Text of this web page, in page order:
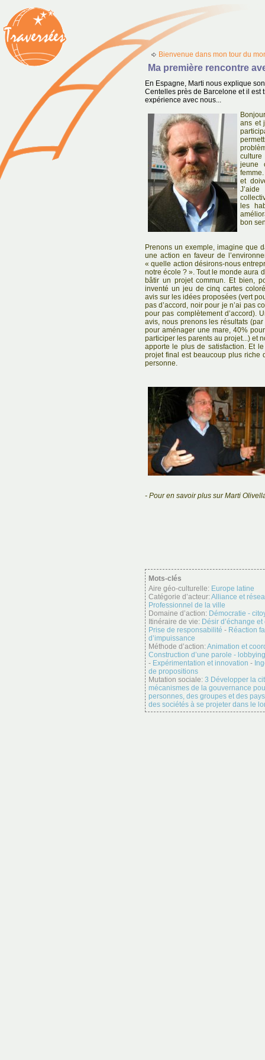
Bienvenue dans mon tour du
Ma première rencontre
En Espagne, Marti nous explique
Centelles près de Barcelone et il est
expérience avec nous...
ans et
jeune
et
les
bon
Prenons un exemple, imagine que
une action en faveur de
« quelle action désirons-nous
notre école ? ». Tout le monde aura
bâtir un projet commun. Et bien,
inventé un jeu de cinq cartes
avis sur les idées proposées (vert
pas d’accord, noir pour je n’ai pas
pour pas complètement d’accord).
avis, nous prenons les résultats
pour aménager une mare, 40%
participer les parents au projet...) et
apporte le plus de satisfaction. Et
projet final est beaucoup plus riche
personne.
- Pour en savoir plus sur Marti
Mots-clés
Aire géo-culturelle: Europe latine
Catégorie d’acteur:Alliance et
Professionnel de la ville
Domaine d’action: Démocratie -
Itinéraire de vie: Désir d’échange
Prise de responsabilité - Réaction
d’impuissance
Méthode d’action:Animation et
Construction d’une parole - lobbying
- Expérimentation et innovation -
de propositions
Mutation sociale: 3 Développer la
mécanismes de la gouvernance
personnes, des groupes et des
des sociétés à se projeter dans le